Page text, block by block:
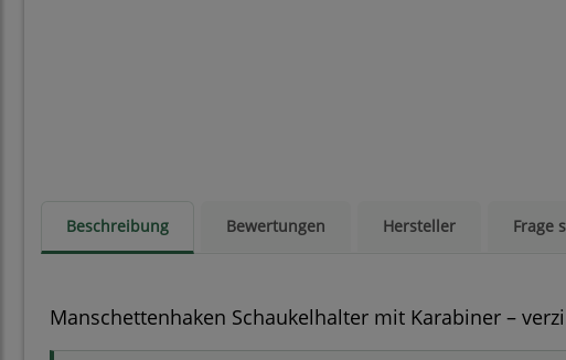
Beschreibung Bewertungen Hersteller Frage
Manschettenhaken Schaukelhalter mit Karabiner –